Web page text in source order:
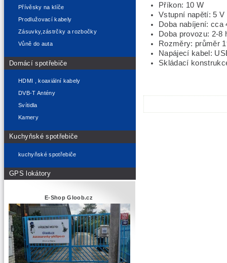
Přívěsky na klíče
Prodlužovací kabely
Zásuvky,zástrčky a rozbočky
Vůně do auta
Domácí spotřebiče
HDMI , koaxiální kabely
DVB-T Antény
Svítidla
Kamery
Kuchyňské spotřebiče
kuchyňské spotřebiče
GPS lokátory
E-Shop Gloob.cz
Příkon: 10 W
Vstupní napětí: 5 V
Doba nabíjení: cca
Doba provozu: 2-8
Rozměry: průměr
Napájecí kabel:
Skládací